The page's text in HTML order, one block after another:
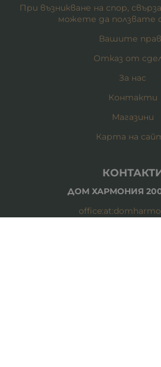
При възникване на спор,
можете да ползвате
Вашите
Отказ от
За нас
Контакти
Магазини
Карта на
ДОМ ХАРМОНИЯ